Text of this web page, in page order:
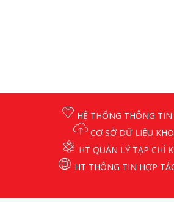
HỆ THỐNG THÔNG
CƠ SỞ DỮ LIỆU
HT QUẢN LÝ TẠP CHÍ
HT THÔNG TIN HỢP